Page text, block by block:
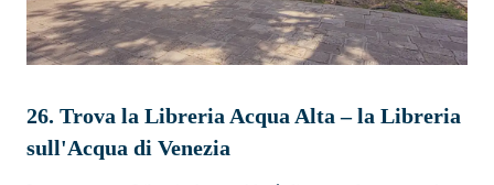
26. Trova la Libreria Acqua Alta – la Libreria
sull'Acqua di Venezia